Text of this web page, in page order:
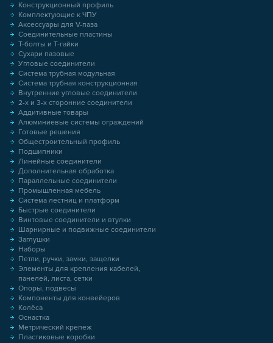
Конструкционный профиль
Комплектующие к ЧПУ
Аксессуары для V-паза
Соединительные пластины
Т-болты и Т-гайки
Сухари пазовые
Угловые соединители
Система трубная модульная
Система трубная конструкционная
Внутренние угловые соединители
2-х и 3-х сторонние соединители
Аддитивные товары
Алюминиевые системы ограждений
Готовые решения
Общестроительный профиль
Подшипники
Линейные соединители
Дополнительная обработка
Параллельные соединители
Промышленная мебель
Система лестниц и платформ
Быстрые соединители
Винтовые соединители и втулки
Шарнирные и подвижные соединители
Заглушки
Наборы
Петли, ручки, замки, защелки
Элементы для крепления кабелей,
панелей, листа, сетки
Опоры, подвесы
Компоненты для конвейеров
Колёса
Оснастка
Метрический крепеж
Пластиковые коробки